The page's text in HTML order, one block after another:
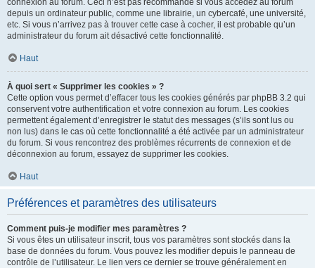
connexion au forum. Ceci n’est pas recommandé si vous accédez au forum
depuis un ordinateur public, comme une librairie, un cybercafé, une université,
etc. Si vous n’arrivez pas à trouver cette case à cocher, il est probable qu’un
administrateur du forum ait désactivé cette fonctionnalité.
Haut
À quoi sert « Supprimer les cookies » ?
Cette option vous permet d’effacer tous les cookies générés par phpBB 3.2 qui
conservent votre authentification et votre connexion au forum. Les cookies
permettent également d’enregistrer le statut des messages (s’ils sont lus ou
non lus) dans le cas où cette fonctionnalité a été activée par un administrateur
du forum. Si vous rencontrez des problèmes récurrents de connexion et de
déconnexion au forum, essayez de supprimer les cookies.
Haut
Préférences et paramètres des utilisateurs
Comment puis-je modifier mes paramètres ?
Si vous êtes un utilisateur inscrit, tous vos paramètres sont stockés dans la
base de données du forum. Vous pouvez les modifier depuis le panneau de
contrôle de l’utilisateur. Le lien vers ce dernier se trouve généralement en